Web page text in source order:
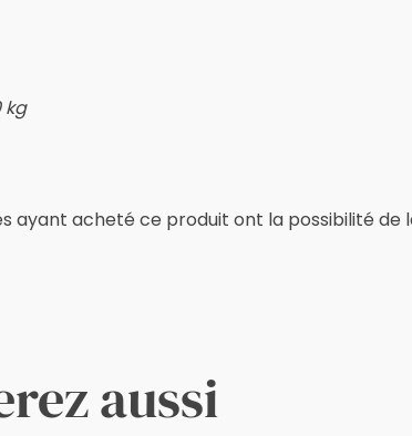
kg
ayant acheté ce produit ont la possibilité de
aussi